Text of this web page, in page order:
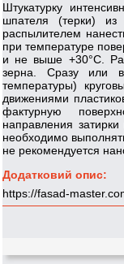
Штукатурку
шпателя (терки)
распылителем
при температуре
и не выше +30°С.
зерна. Сразу или
температуры)
движениями
фактурную
направления
необходимо
не рекомендуется
Додатковий опис:
https://fasad-